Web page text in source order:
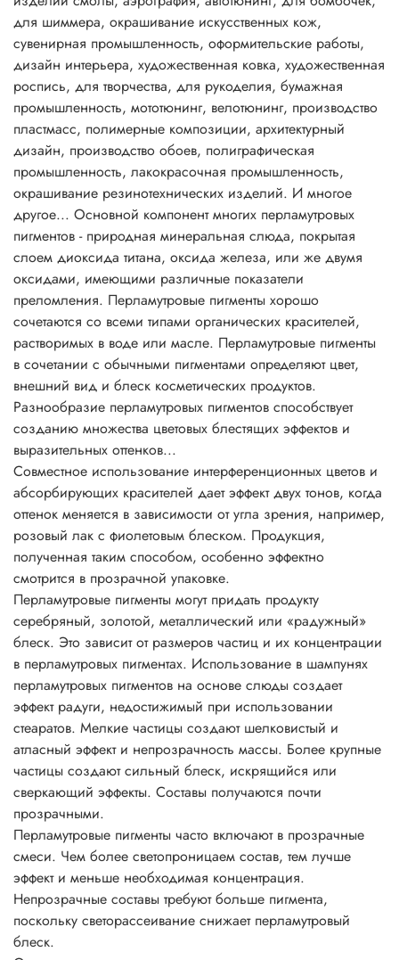
смотрится в прозрачной упаковке.
Перламутровые пигменты могут придать продукту
серебряный, золотой, металлический или «радужный»
блеск. Это зависит от размеров частиц и их концентрации
в перламутровых пигментах. Использование в шампунях
перламутровых пигментов на основе слюды создает
эффект радуги, недостижимый при использовании
стеаратов. Мелкие частицы создают шелковистый и
атласный эффект и непрозрачность массы. Более крупные
частицы создают сильный блеск, искрящийся или
сверкающий эффекты. Составы получаются почти
прозрачными.
Перламутровые пигменты часто включают в прозрачные
смеси. Чем более светопроницаем состав, тем лучше
эффект и меньше необходимая концентрация.
Непрозрачные составы требуют больше пигмента,
поскольку светорассеивание снижает перламутровый
блеск.
Основные характеристики перламутровых пигментов
• физиологически безопасны;
• не растворимы в воде, разбавляются кислотами и
щелочами;
• негорючие вещества;
• устойчивы до 800°C;
• устойчивы к УФ;
• превосходно сочетаются с другими пигментами;
• устойчивы к растворителям;
• легко смешиваются друг с другом, давая неожиданные
эффекты искрящегося типа;
• легко диспергируются во всех системах с
нитроцеллюлозой.
Рекомендации по применению:
Соотношение для смешивания 1:10 до 3:10 по массе (на
1-3 части пигмента : 10 частей бесцветной прозрачной
основы, лака, краски, геля и т.д.)
Пропорции смешивания напрямую зависят от желаемого
эффекта, насколько сильно вы желаете проявить свойства
пигмента на окрашиваемой поверхности.
Блеск цвет и эффекты появляется уже при 3-5%-ном
использовании пигмента от общей массы рабочего
состава.
для шиммера, окрашивание искусственных кож,
сувенирная промышленность, оформительские работы,
дизайн интерьера, художественная ковка, художественная
роспись, для творчества, для рукоделия, бумажная
промышленность, мототюнинг, велотюнинг, производство
пластмасс, полимерные композиции, архитектурный
дизайн, производство обоев, полиграфическая
промышленность, лакокрасочная промышленность,
окрашивание резинотехнических изделий. И многое
другое... Основной компонент многих перламутровых
пигментов - природная минеральная слюда, покрытая
слоем диоксида титана, оксида железа, или же двумя
оксидами, имеющими различные показатели
преломления. Перламутровые пигменты хорошо
сочетаются со всеми типами органических красителей,
растворимых в воде или масле. Перламутровые пигменты
в сочетании с обычными пигментами определяют цвет,
внешний вид и блеск косметических продуктов.
Разнообразие перламутровых пигментов способствует
созданию множества цветовых блестящих эффектов и
выразительных оттенков...
Совместное использование интерференционных цветов и
абсорбирующих красителей дает эффект двух тонов, когда
оттенок меняется в зависимости от угла зрения, например,
розовый лак с фиолетовым блеском. Продукция,
полученная таким способом, особенно эффектно
смотрится в прозрачной упаковке.
Перламутровые пигменты могут придать продукту
серебряный, золотой, металлический или «радужный»
блеск. Это зависит от размеров частиц и их концентрации
в перламутровых пигментах. Использование в шампунях
перламутровых пигментов на основе слюды создает
эффект радуги, недостижимый при использовании
стеаратов. Мелкие частицы создают шелковистый и
атласный эффект и непрозрачность массы. Более крупные
частицы создают сильный блеск, искрящийся или
сверкающий эффекты. Составы получаются почти
прозрачными.
Перламутровые пигменты часто включают в прозрачные
смеси. Чем более светопроницаем состав, тем лучше
эффект и меньше необходимая концентрация.
Непрозрачные составы требуют больше пигмента,
поскольку светорассеивание снижает перламутровый
блеск.